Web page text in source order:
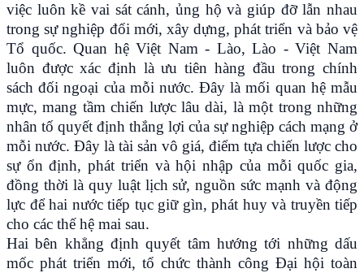
việc luôn kề vai sát cánh, ủng hộ và giúp đỡ lẫn nhau
trong sự nghiệp đổi mới, xây dựng, phát triển và bảo vệ
Tổ quốc. Quan hệ Việt Nam - Lào, Lào - Việt Nam
luôn được xác định là ưu tiên hàng đầu trong chính
sách đối ngoại của mỗi nước. Đây là mối quan hệ mẫu
mực, mang tầm chiến lược lâu dài, là một trong những
nhân tố quyết định thắng lợi của sự nghiệp cách mạng ở
mỗi nước. Đây là tài sản vô giá, điểm tựa chiến lược cho
sự ổn định, phát triển và hội nhập của mỗi quốc gia,
đồng thời là quy luật lịch sử, nguồn sức mạnh và động
lực để hai nước tiếp tục giữ gìn, phát huy và truyền tiếp
cho các thế hệ mai sau.
Hai bên khẳng định quyết tâm hướng tới những dấu
mốc phát triển mới, tổ chức thành công Đại hội toàn